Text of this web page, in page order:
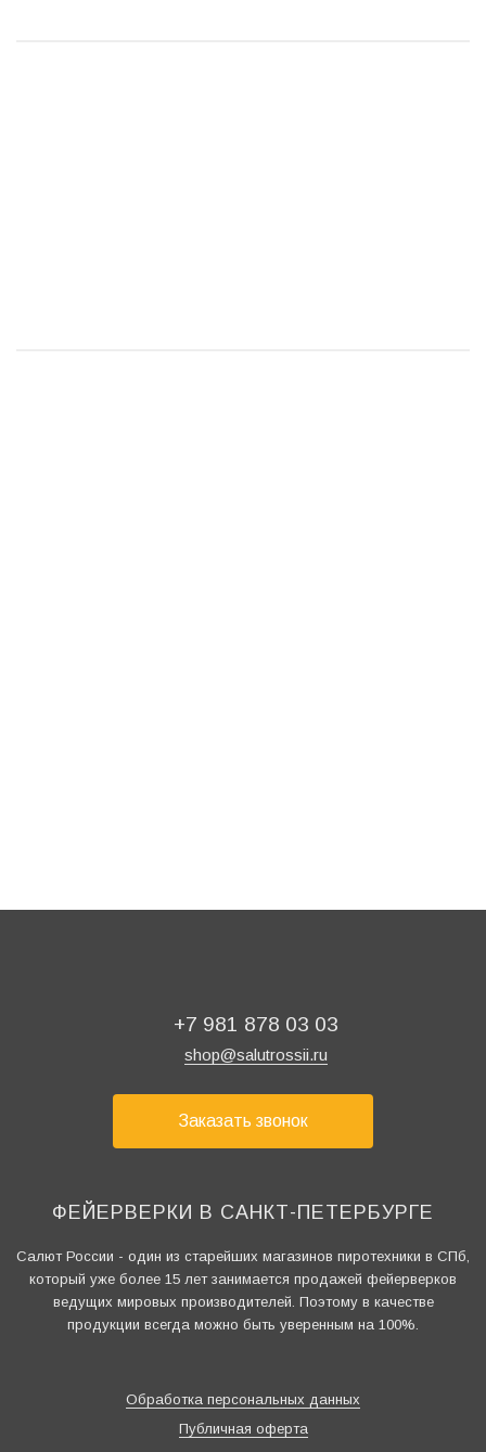
+7 981 878 03 03
shop@salutrossii.ru
Заказать звонок
ФЕЙЕРВЕРКИ В САНКТ-ПЕТЕРБУРГЕ
Салют России - один из старейших магазинов пиротехники в СПб,
который уже более 15 лет занимается продажей фейерверков
ведущих мировых производителей. Поэтому в качестве
продукции всегда можно быть уверенным на 100%.
Обработка персональных данных
Публичная оферта